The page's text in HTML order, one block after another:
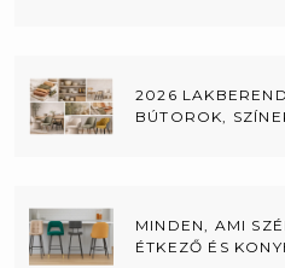
2026
BÚTOROK,
MINDEN, AMI
ÉTKEZŐ ÉS